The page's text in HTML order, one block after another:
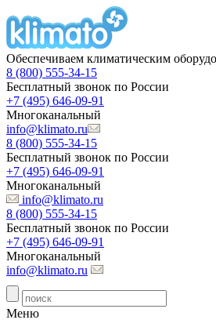
Обеспечиваем климатическим
8 (800) 555-34-15
Бесплатный звонок по России
+7 (495) 646-09-91
Многоканальный
info@klimato.ru
8 (800) 555-34-15
Бесплатный звонок по России
+7 (495) 646-09-91
Многоканальный
info@klimato.ru
8 (800) 555-34-15
Бесплатный звонок по России
+7 (495) 646-09-91
Многоканальный
info@klimato.ru
Меню